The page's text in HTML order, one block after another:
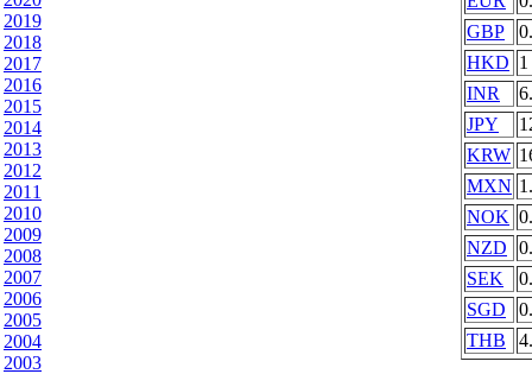
2019
2018
2017
2016
2015
2014
2013
2012
2011
2010
2009
2008
2007
2006
2005
2004
2003
GBP
HKD 1
INR
JPY
KRW
MXN
NOK
NZD
SEK
SGD
THB